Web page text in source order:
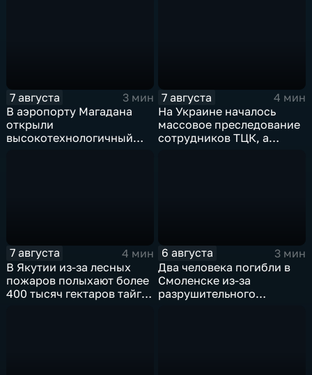
7 августа
3 мин
В аэропорту Магадана
открыли
высокотехнологичный
7 августа
4 мин
На Украине началось
массовое преследование
сотрудников ТЦК, а
7 августа
4 мин
В Якутии из-за лесных
пожаров полыхают более
400 тысяч гектаров тайги,
6 августа
3 мин
Два человека погибли в
Смоленске из-за
разрушительного